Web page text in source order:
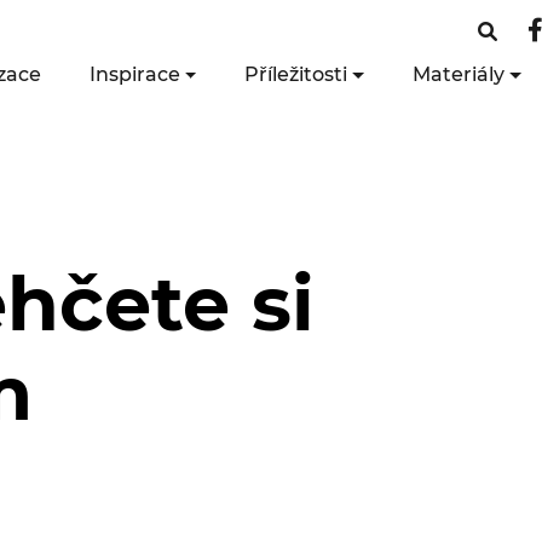
Inspirace Příležitosti Materiály
si